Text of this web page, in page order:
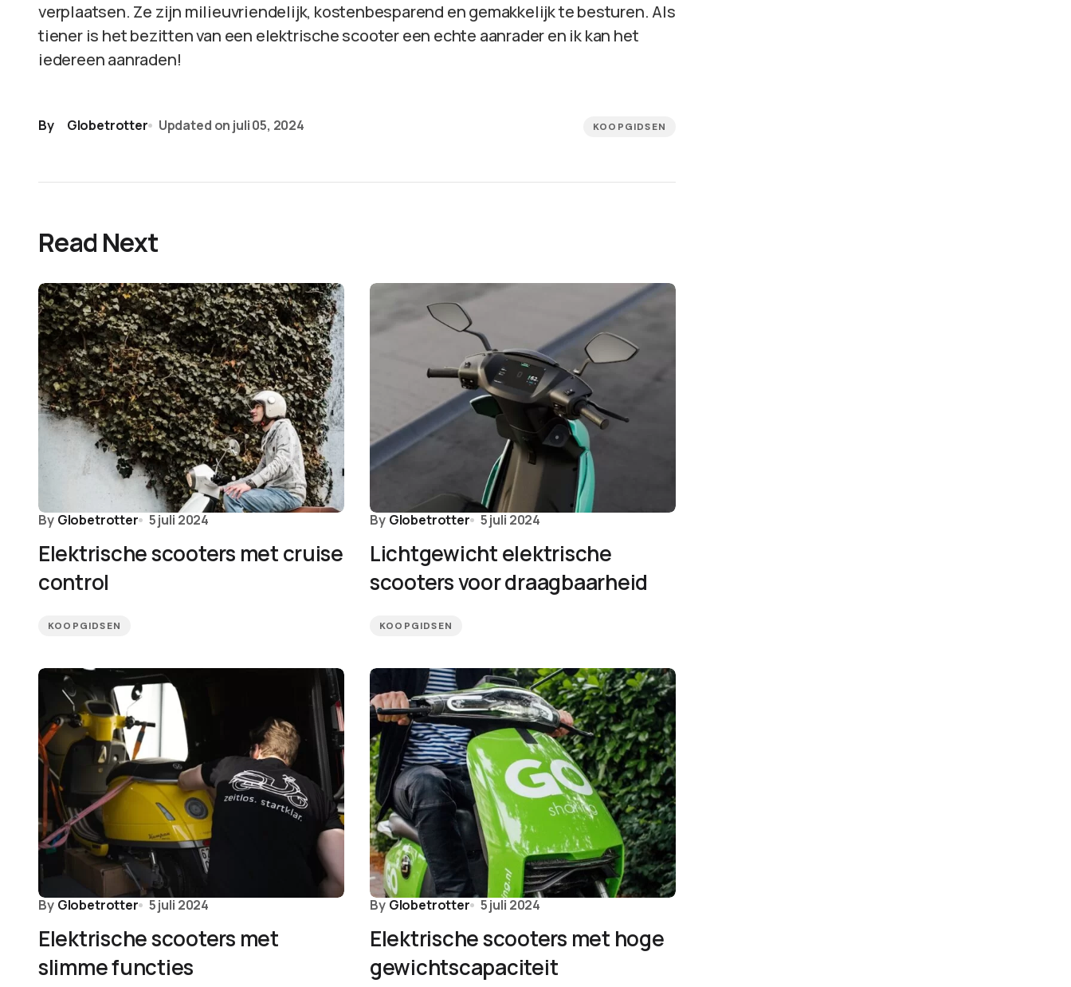
verplaatsen. Ze zijn milieuvriendelijk, kostenbesparend en gemakkelijk te besturen. Als
tiener is het bezitten van een elektrische scooter een echte aanrader en ik kan het
iedereen aanraden!
By Globetrotter Updated on juli 05, 2024 KOOPGIDSEN
Read Next
By Globetrotter 5 juli 2024
Elektrische scooters met cruise
control
KOOPGIDSEN
By Globetrotter 5 juli 2024
Lichtgewicht elektrische
scooters voor draagbaarheid
KOOPGIDSEN
By Globetrotter 5 juli 2024
Elektrische scooters met
slimme functies
By Globetrotter 5 juli 2024
Elektrische scooters met hoge
gewichtscapaciteit